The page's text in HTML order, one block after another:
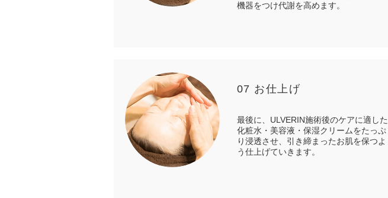
機器をつけ代謝を高めます。
07 お仕上げ
最後に、ULVERIN施術後のケアに適した
化粧水・美容液・保湿クリームをたっぷ
り浸透させ、引き締まったお肌を保つよ
う仕上げていきます。